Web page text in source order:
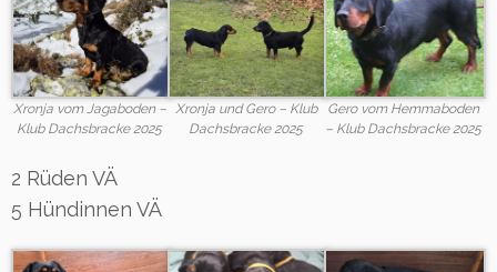
Xronja vom Jagaboden –
Klub Dachsbracke 2025
Xronja und Gero – Klub
Dachsbracke 2025
Gero vom Hemmaboden
– Klub Dachsbracke 2025
2 Rüden VÄ
5 Hündinnen VÄ